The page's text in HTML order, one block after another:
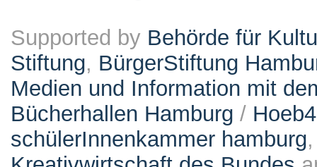
Supported by Behörde für
Stiftung, BürgerStiftung
Medien und Information mit
Bücherhallen Hamburg /
schülerInnenkammer hamburg